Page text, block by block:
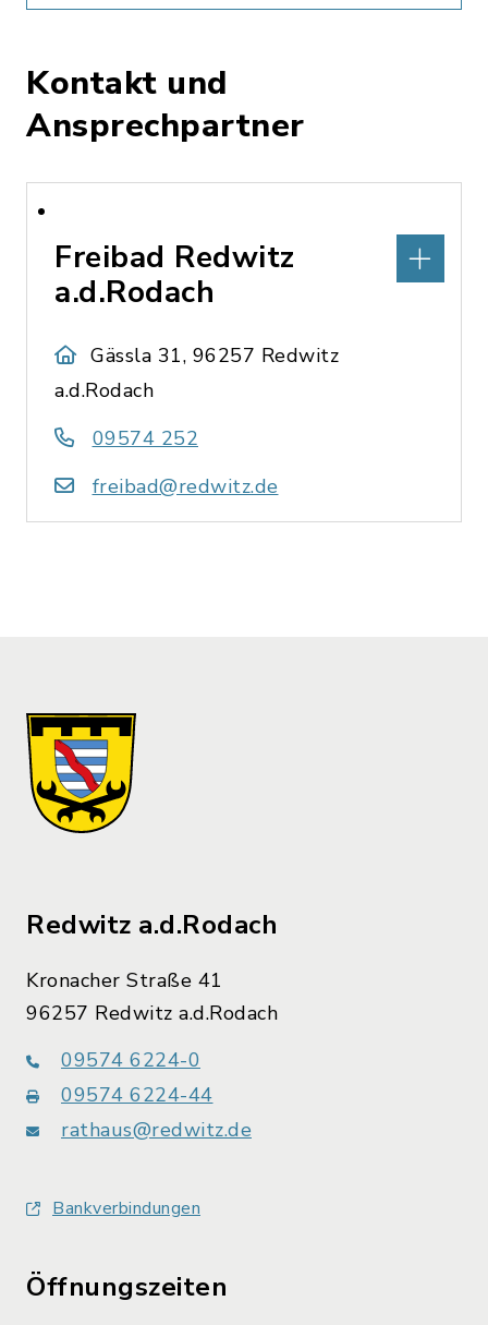
Kontakt und
Ansprechpartner
Freibad Redwitz
a.d.Rodach
Gässla 31, 96257 Redwitz
a.d.Rodach
09574 252
freibad@redwitz.de
Redwitz a.d.Rodach
Kronacher Straße 41
96257 Redwitz a.d.Rodach
09574 6224-0
09574 6224-44
rathaus@redwitz.de
Bankverbindungen
Öffnungszeiten